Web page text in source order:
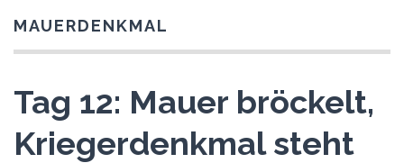
MAUERDENKMAL
Tag 12: Mauer bröckelt,
Kriegerdenkmal steht